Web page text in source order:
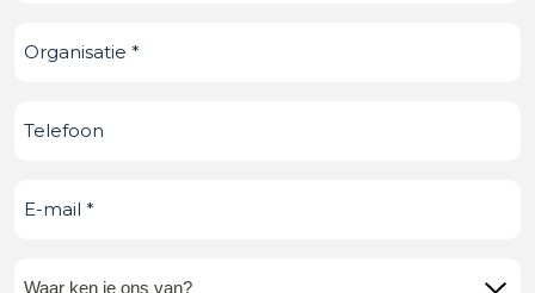
Organisatie(Vereist)
Telefoonnummer
E-
Waar